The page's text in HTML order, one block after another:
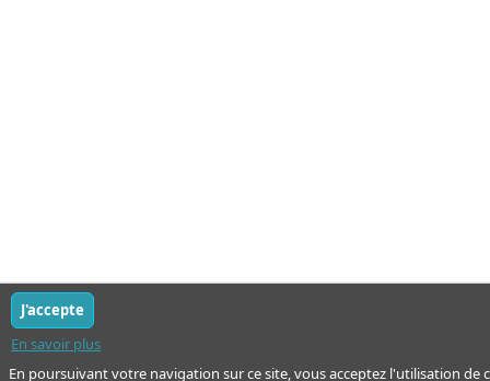
En poursuivant votre navigation sur ce site, vous acceptez l'utilisation de
En savoir plus
J'accepte